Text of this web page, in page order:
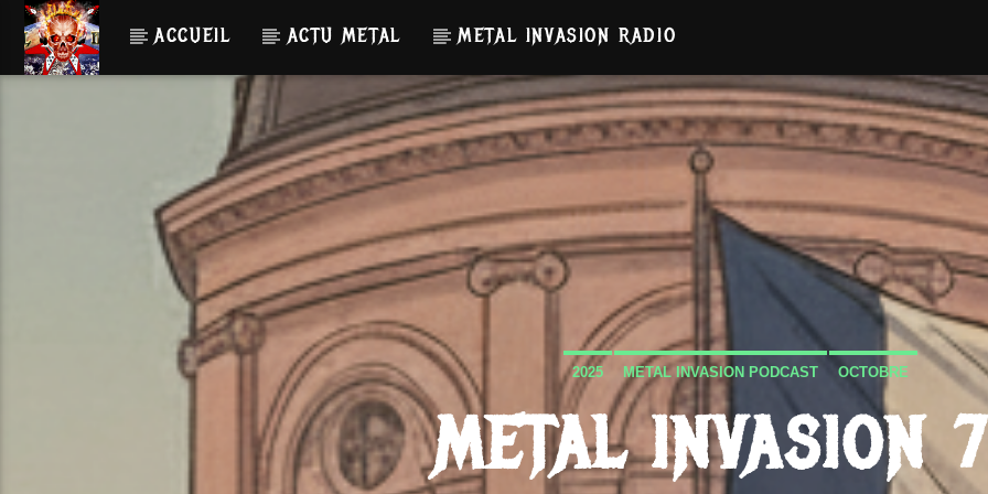
ACCUEIL ACTU METAL METAL INVASION RADIO
2025 METAL INVASION PODCAST OCTOBRE
METAL INVASION